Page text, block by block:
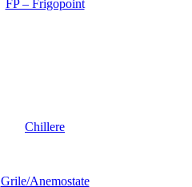
FP – Frigopoint
Chillere
Grile/Anemostate